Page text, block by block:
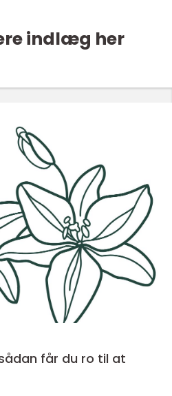
indlæg her